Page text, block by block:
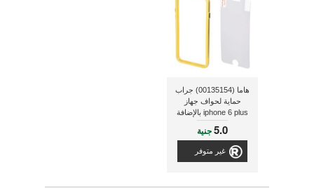
هاما (00135154) جراب
حماية لحواف جهاز
iphone 6 plus بالإضافة
إلى واقى لحماية الشاشة
5.0جنية
غير متوفر